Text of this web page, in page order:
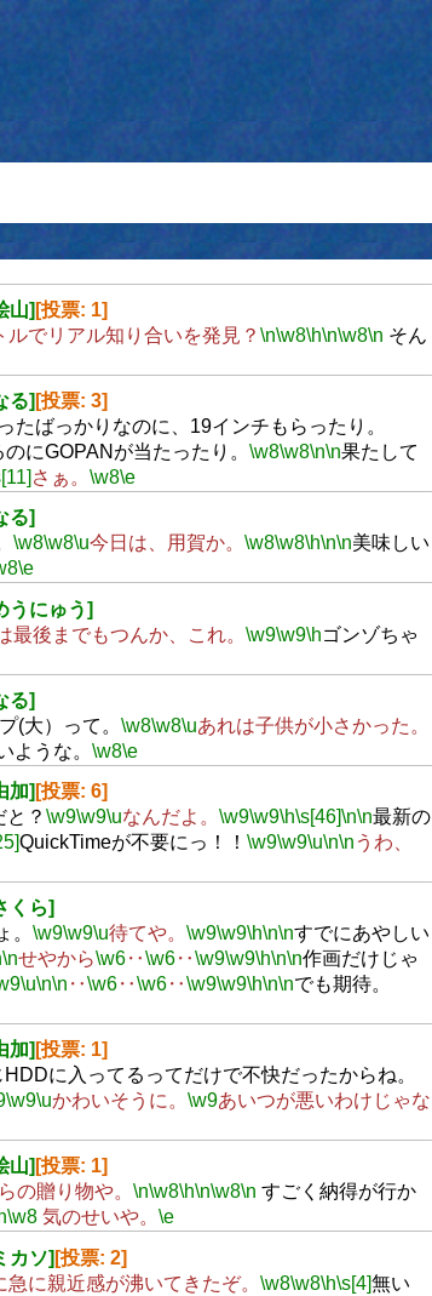
山] [投票: 1]
ルでリアル知り合いを発見？ \n\w8\h\n\w8\n そん
る] [投票: 3]
たばっかりなのに、19インチもらったり。
にGOPANが当たったり。 \w8\w8\n\n果たして
さぁ。 \w8\e
る]
\w8\w8\u今日は、用賀か。 \w8\w8\h\n\n美味しい
\e
うにゅう]
最後までもつんか、これ。 \w9\w9\hゴンゾちゃ
る]
(大）って。 \w8\w8\uあれは子供が小さかった。
ような。 \w8\e
加] [投票: 6]
と？ \w9\w9\uなんだよ。 \w9\w9\h\s[46]\n\n最新の
QuickTimeが不要にっ！！ \w9\w9\u\n\n うわ、
くら]
。 \w9\w9\u待てや。 \w9\w9\h\n\nすでにあやしい
\nせやから\w6‥\w6‥\w9\w9\h\n\n作画だけじゃ
\u\n\n ‥\w6‥\w6‥\w9\w9\h\n\nでも期待。
加] [投票: 1]
に入ってるってだけで不快だったからね。
\w9\uかわいそうに。 \w9あいつが悪いわけじゃな
山] [投票: 1]
の贈り物や。 \n\w8\h\n\w8\n すごく納得が行か
\w8気のせいや。 \e
カソ] [投票: 2]
に親近感が沸いてきたぞ。 \w8\w8\h\s[4]無い